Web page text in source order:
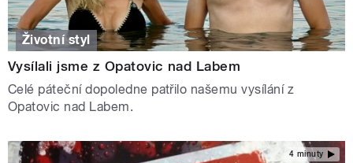
Životní styl
Vysílali jsme z Opatovic nad Labem
Celé páteční dopoledne patřilo našemu vysílání z
Opatovic nad Labem.
4 minuty